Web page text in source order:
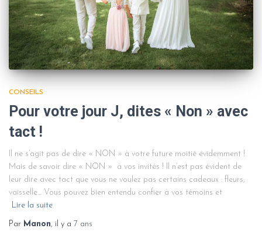
CONSEILS
Pour votre jour J, dites « Non » avec
tact !
Il ne s’agit pas de dire « NON » à votre future moitié évidemment !
Mais de savoir dire « NON » à vos invités ! Il n’est pas évident de
leur dire avec tact que vous ne voulez pas certains cadeaux : fleurs,
vaisselle… Vous pouvez bien entendu confier à vos témoins et
Lire la suite
Par Manon, il y a 7 ans